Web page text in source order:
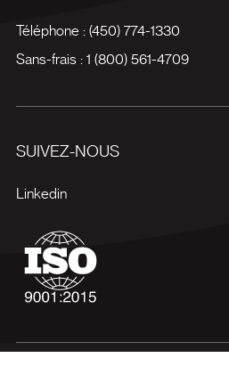
Téléphone : (450) 774-1330
Sans-frais : 1 (800) 561-4709
SUIVEZ-NOUS
Linkedin